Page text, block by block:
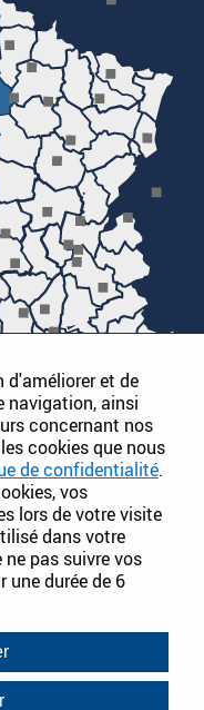
FT&FDS
d'améliorer et de
navigation, ainsi
concernant nos
cookies que nous
de confidentialité.
vos
lors de votre visite
dans votre
pas suivre vos
une durée de 6